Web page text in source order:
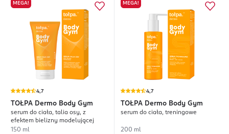
MEGA!
4,7
TOŁPA Dermo Body Gym
serum do ciała, talia osy, z
efektem bielizny modelującej
150 ml
MEGA!
4,7
TOŁPA Dermo Body Gym
serum do ciała, treningowe
200 ml